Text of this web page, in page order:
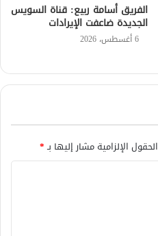
الفريق أسامة ربيع: قناة السويس
الجديدة ضاعفت الإيرادات
6 أغسطس، 2026
الحقول الإلزامية مشار إليها بـ*